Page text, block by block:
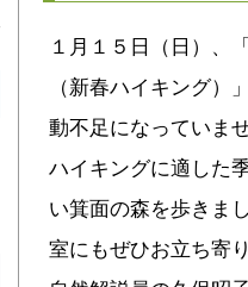
１月１５日（日）、
（新春ハイキング）
動不足になっていま
ハイキングに適した
い箕面の森を歩きま
室にもぜひお立ち寄